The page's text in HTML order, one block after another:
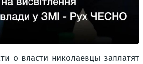
о власти николаевцы заплатят